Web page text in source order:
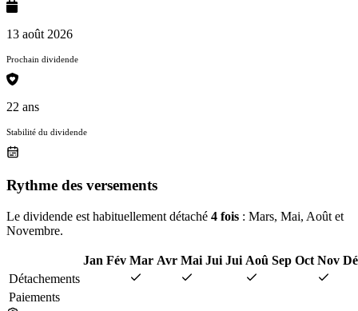
13 août 2026
Prochain dividende
22 ans
Stabilité du dividende
Rythme des versements
Le dividende est habituellement détaché 4 fois : Mars, Mai, Août et
Novembre.
Jan Fév Mar Avr Mai Jui Jui Aoû Sep Oct Nov
Détachements
Paiements